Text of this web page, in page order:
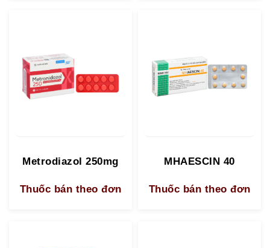
Metrodiazol 250mg
Thuốc bán theo đơn
MHAESCIN 40
Thuốc bán theo đơn